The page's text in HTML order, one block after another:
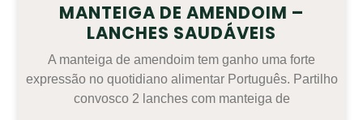
MANTEIGA DE AMENDOIM –
LANCHES SAUDÁVEIS
A manteiga de amendoim tem ganho uma forte
expressão no quotidiano alimentar Português. Partilho
convosco 2 lanches com manteiga de